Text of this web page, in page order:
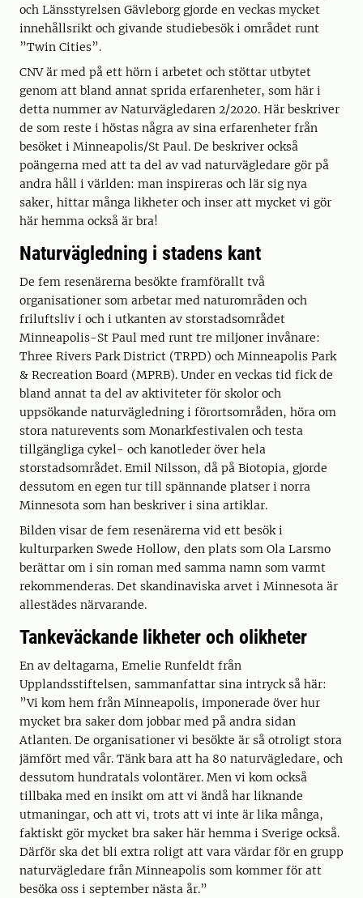
och Länsstyrelsen Gävleborg gjorde en veckas mycket
innehållsrikt och givande studiebesök i området runt
”Twin Cities”.
CNV är med på ett hörn i arbetet och stöttar utbytet
genom att bland annat sprida erfarenheter, som här i
detta nummer av Naturvägledaren 2/2020. Här beskriver
de som reste i höstas några av sina erfarenheter från
besöket i Minneapolis/St Paul. De beskriver också
poängerna med att ta del av vad naturvägledare gör på
andra håll i världen: man inspireras och lär sig nya
saker, hittar många likheter och inser att mycket vi gör
här hemma också är bra!
Naturvägledning i stadens kant
De fem resenärerna besökte framförallt två
organisationer som arbetar med naturområden och
friluftsliv i och i utkanten av storstadsområdet
Minneapolis-St Paul med runt tre miljoner invånare:
Three Rivers Park District (TRPD) och Minneapolis Park
& Recreation Board (MPRB). Under en veckas tid fick de
bland annat ta del av aktiviteter för skolor och
uppsökande naturvägledning i förortsområden, höra om
stora naturevents som Monarkfestivalen och testa
tillgängliga cykel- och kanotleder över hela
storstadsområdet. Emil Nilsson, då på Biotopia, gjorde
dessutom en egen tur till spännande platser i norra
Minnesota som han beskriver i sina artiklar.
Bilden visar de fem resenärerna vid ett besök i
kulturparken Swede Hollow, den plats som Ola Larsmo
berättar om i sin roman med samma namn som varmt
rekommenderas. Det skandinaviska arvet i Minnesota är
allestädes närvarande.
Tankeväckande likheter och olikheter
En av deltagarna, Emelie Runfeldt från
Upplandsstiftelsen, sammanfattar sina intryck så här:
”Vi kom hem från Minneapolis, imponerade över hur
mycket bra saker dom jobbar med på andra sidan
Atlanten. De organisationer vi besökte är så otroligt stora
jämfört med vår. Tänk bara att ha 80 naturvägledare, och
dessutom hundratals volontärer. Men vi kom också
tillbaka med en insikt om att vi ändå har liknande
utmaningar, och att vi, trots att vi inte är lika många,
faktiskt gör mycket bra saker här hemma i Sverige också.
Därför ska det bli extra roligt att vara värdar för en grupp
naturvägledare från Minneapolis som kommer för att
besöka oss i september nästa år.”